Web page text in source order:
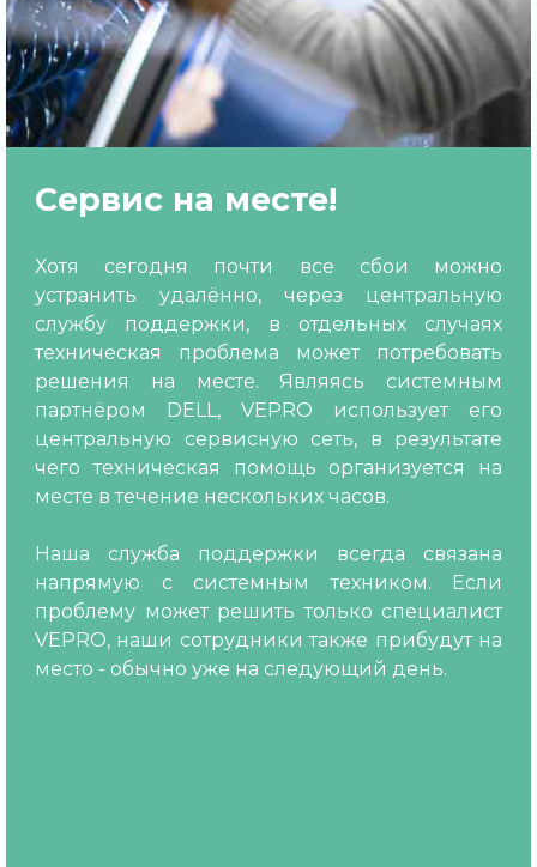
Сервис на месте!
Хотя сегодня почти все сбои можно
устранить удалённо, через центральную
службу поддержки, в отдельных случаях
техническая проблема может потребовать
решения на месте. Являясь системным
партнёром DELL, VEPRO использует его
центральную сервисную сеть, в результате
чего техническая помощь организуется на
месте в течение нескольких часов.
Наша служба поддержки всегда связана
напрямую с системным техником. Если
проблему может решить только специалист
VEPRO, наши сотрудники также прибудут на
место - обычно уже на следующий день.